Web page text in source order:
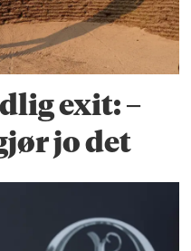
exit: –
jo det